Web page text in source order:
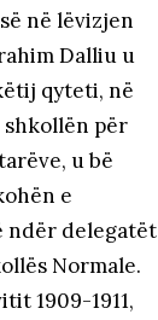
në lëvizjen
Dalliu u
qyteti, në
shkollën për
u bë
e
ndër delegatët
Normale.
1909-1911,